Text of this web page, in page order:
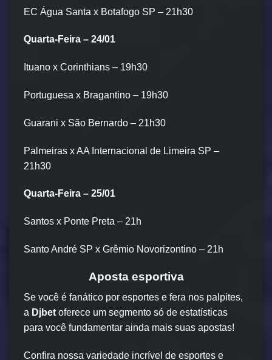
EC Água Santa x Botafogo SP – 21h30
Quarta-Feira – 24/01
Ituano x Corinthians – 19h30
Portuguesa x Bragantino – 19h30
Guarani x São Bernardo – 21h30
Palmeiras x AA Internacional de Limeira SP –
21h30
Quarta-Feira – 25/01
Santos x Ponte Preta – 21h
Santo André SP x Grêmio Novorizontino – 21h
Aposta esportiva
Se você é fanático por esportes e fera nos palpites,
a Djbet oferece um segmento só de estatísticas
para você fundamentar ainda mais suas apostas!
Confira nossa variedade incrível de esportes e